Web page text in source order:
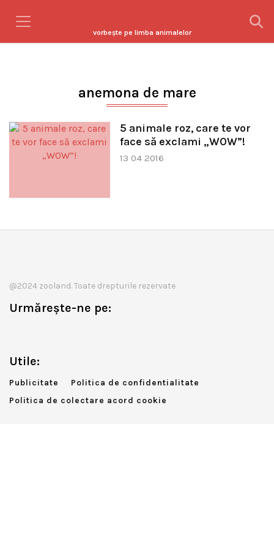
vorbeşte pe limba animalelor
anemona de mare
5 animale roz, care te vor
face să exclami „WOW”!
13 04 2016
@2024 zooland. Toate drepturile rezervate
Urmărește-ne pe:
Utile:
Publicitate
Politica de confidentialitate
Politica de colectare acord cookie